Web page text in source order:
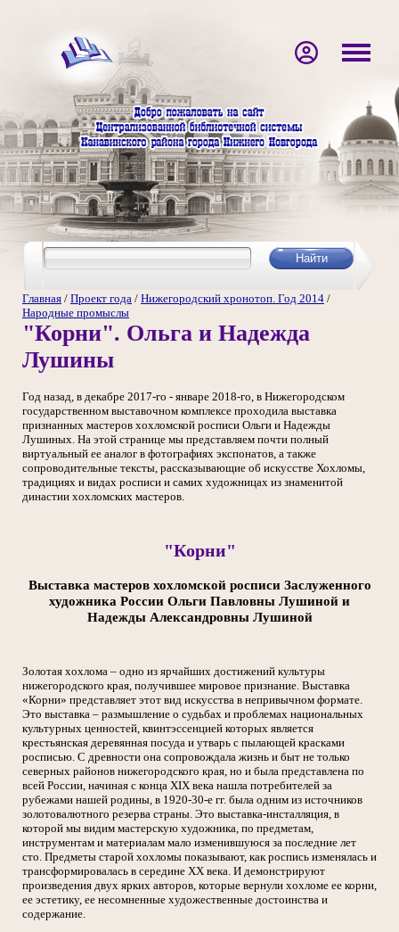
Главная / Проект года / Нижегородский хронотоп. Год 2014 /
Народные промыслы
"Корни". Ольга и Надежда
Лушины
Год назад, в декабре 2017-го - январе 2018-го, в Нижегородском
государственном выставочном комплексе проходила выставка
признанных мастеров хохломской росписи Ольги и Надежды
Лушиных. На этой странице мы представляем почти полный
виртуальный ее аналог в фотографиях экспонатов, а также
сопроводительные тексты, рассказывающие об искусстве Хохломы,
традициях и видах росписи и самих художницах из знаменитой
династии хохломских мастеров.
"Корни"
Выставка мастеров хохломской росписи Заслуженного
художника России Ольги Павловны Лушиной и
Надежды Александровны Лушиной
Золотая хохлома – одно из ярчайших достижений культуры
нижегородского края, получившее мировое признание. Выставка
«Корни» представляет этот вид искусства в непривычном формате.
Это выставка – размышление о судьбах и проблемах национальных
культурных ценностей, квинтэссенцией которых является
крестьянская деревянная посуда и утварь с пылающей красками
росписью. С древности она сопровождала жизнь и быт не только
северных районов нижегородского края, но и была представлена по
всей России, начиная с конца XIX века нашла потребителей за
рубежами нашей родины, в 1920-30-е гг. была одним из источников
золотовалютного резерва страны. Это выставка-инсталляция, в
которой мы видим мастерскую художника, по предметам,
инструментам и материалам мало изменившуюся за последние лет
сто. Предметы старой хохломы показывают, как роспись изменялась и
трансформировалась в середине XX века. И демонстрируют
произведения двух ярких авторов, которые вернули хохломе ее корни,
ее эстетику, ее несомненные художественные достоинства и
содержание.